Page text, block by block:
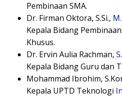
Pembinaan SMA.
Dr. Firman Oktora, S.Si.,
Kepala Bidang
Khusus.
Dr. Ervin Aulia Rachman,
Kepala Bidang Guru dan
Mohammad Ibrohim,
Kepala UPTD Teknologi